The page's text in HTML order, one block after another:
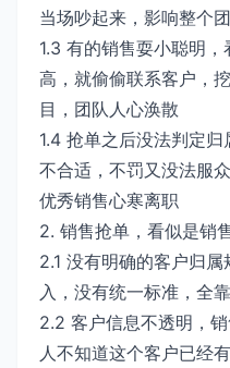
当场吵起来，影响整个
1.3 有的销售耍小聪明
高，就偷偷联系客户，
目，团队人心涣散
1.4 抢单之后没法判定
不合适，不罚又没法服
优秀销售心寒离职
2. 销售抢单，看似是销
2.1 没有明确的客户归
入，没有统一标准，全
2.2 客户信息不透明，
人不知道这个客户已经